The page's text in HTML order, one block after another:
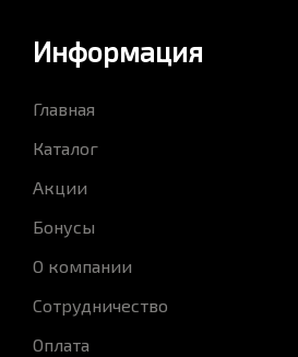
Информация
Главная
Каталог
Акции
Бонусы
О компании
Сотрудничество
Оплата